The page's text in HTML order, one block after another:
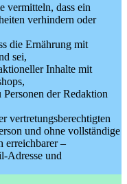
vermitteln, dass ein
verhindern oder
die Ernährung mit
sei,
Inhalte mit
der Redaktion
vertretungsberechtigten
und ohne vollständige
erreichbarer –
Adresse und